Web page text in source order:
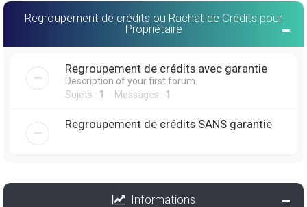
Regroupement de crédits ou Rachat de Crédits pour
Propriétaire
Regroupement de crédits avec garantie
Description of your first forum.
Sujets : 1 Messages : 1
Regroupement de crédits SANS garantie
Informations